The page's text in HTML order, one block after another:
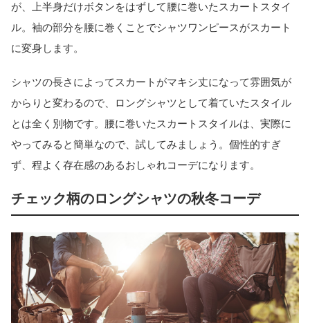
が、上半身だけボタンをはずして腰に巻いたスカートスタイ
ル。袖の部分を腰に巻くことでシャツワンピースがスカート
に変身します。
シャツの長さによってスカートがマキシ丈になって雰囲気が
からりと変わるので、ロングシャツとして着ていたスタイル
とは全く別物です。腰に巻いたスカートスタイルは、実際に
やってみると簡単なので、試してみましょう。個性的すぎ
ず、程よく存在感のあるおしゃれコーデになります。
チェック柄のロングシャツの秋冬コーデ